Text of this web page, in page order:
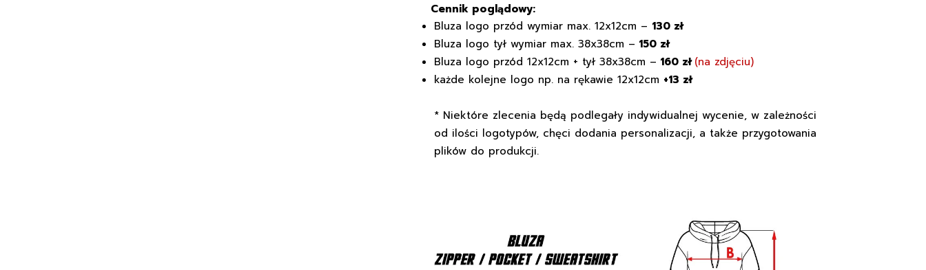
Cennik poglądowy:
Bluza logo przód wymiar max. 12x12cm – 130 zł
Bluza logo tył wymiar max. 38x38cm – 150 zł
Bluza logo przód 12x12cm + tył 38x38cm – 160 zł(na zdjęciu)
każde kolejne logo np. na rękawie 12x12cm +13 zł
* Niektóre zlecenia będą podlegały indywidualnej wycenie, w zależności
od ilości logotypów, chęci dodania personalizacji, a także przygotowania
plików do produkcji.